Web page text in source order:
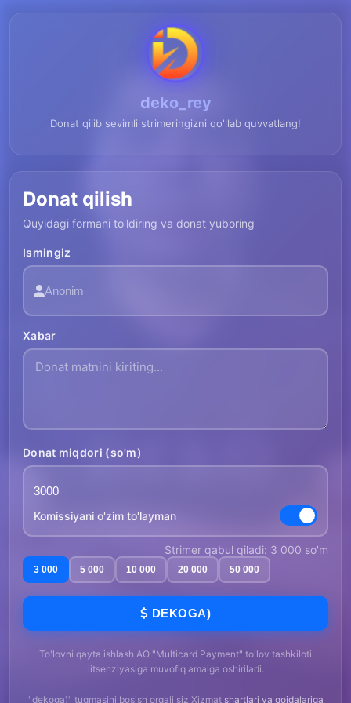
deko_rey
Donat qilib sevimli strimeringizni qo'llab quvvatlang!
Donat qilish
Quyidagi formani to'ldiring va donat yuboring
Ismingiz
Xabar
Donat miqdori (so'm)
Komissiyani o'zim to'layman
Strimer qabul qiladi: 3 000 so'm
3 000 5 000 10 000 20 000 50 000
DEKOGA)
To'lovni qayta ishlash AO "Multicard Payment" to'lov tashkiloti
litsenziyasiga muvofiq amalga oshiriladi.
"dekoga)" tugmasini bosish orqali siz Xizmat shartlari va qoidalariga